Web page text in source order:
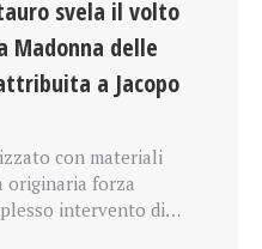
svela il volto
Madonna delle
a Jacopo
con materiali
forza
intervento di…